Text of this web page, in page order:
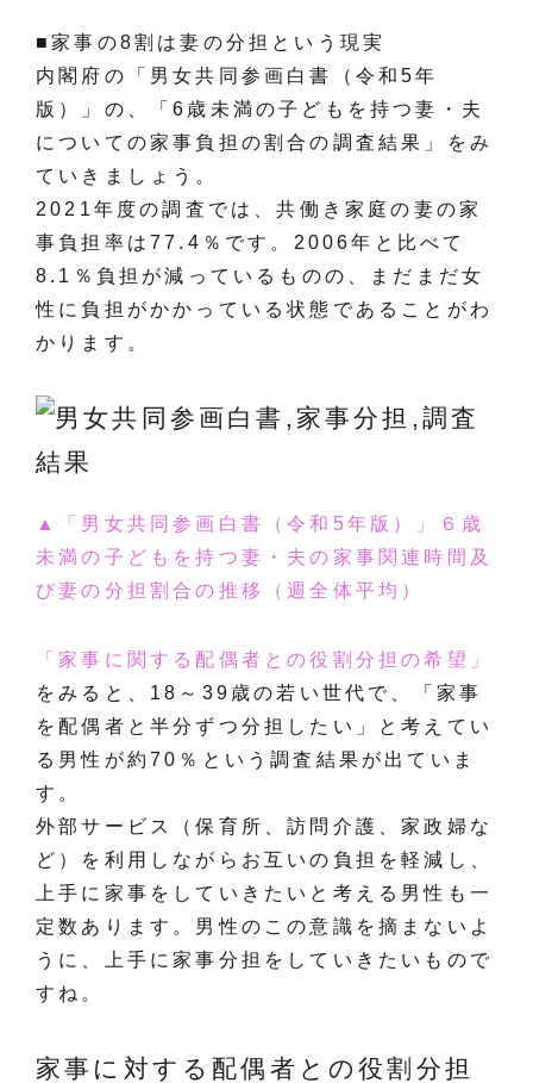
■家事の8割は妻の分担という現実
内閣府の「男女共同参画白書（令和5年
版）」の、「6歳未満の子どもを持つ妻・夫
についての家事負担の割合の調査結果」をみ
ていきましょう。
2021年度の調査では、共働き家庭の妻の家
事負担率は77.4％です。2006年と比べて
8.1％負担が減っているものの、まだまだ女
性に負担がかかっている状態であることがわ
かります。
▲「男女共同参画白書（令和5年版）」６歳
未満の子どもを持つ妻・夫の家事関連時間及
び妻の分担割合の推移（週全体平均）
「家事に関する配偶者との役割分担の希望」
をみると、18～39歳の若い世代で、「家事
を配偶者と半分ずつ分担したい」と考えてい
る男性が約70％という調査結果が出ていま
す。
外部サービス（保育所、訪問介護、家政婦な
ど）を利用しながらお互いの負担を軽減し、
上手に家事をしていきたいと考える男性も一
定数あります。男性のこの意識を摘まないよ
うに、上手に家事分担をしていきたいもので
すね。
家事に対する配偶者との役割分担